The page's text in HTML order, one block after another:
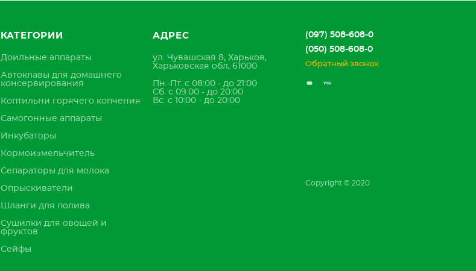
КАТЕГОРИИ
Доильные аппараты
Автоклавы для домашнего
консервирования
Коптильни горячего копчения
Самогонные аппараты
Инкубаторы
Кормоизмельчитель
Сепараторы для молока
Опрыскиватели
Шланги для полива
Сушилки для овощей и
фруктов
Сейфы
АДРЕС
ул. Чувашская 8, Харьков,
Харьковская обл, 61000
Пн.-Пт. с 08:00 - до 21:00
Сб. с 09:00 - до 20:00
Вс. с 10:00 - до 20:00
(097) 508-608-0
(050) 508-608-0
Обратный звонок
Copyright © 2020